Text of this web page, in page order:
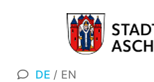
DE / EN